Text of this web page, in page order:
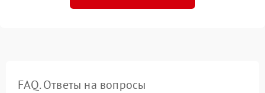
FAQ. Ответы на вопросы